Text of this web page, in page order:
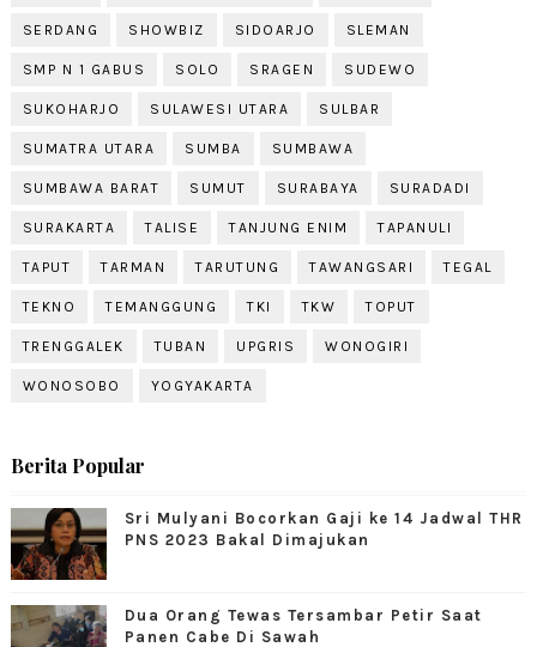
SERDANG SHOWBIZ SIDOARJO SLEMAN
SMP N 1 GABUS SOLO SRAGEN SUDEWO
SUKOHARJO SULAWESI UTARA SULBAR
SUMATRA UTARA SUMBA SUMBAWA
SUMBAWA BARAT SUMUT SURABAYA SURADADI
SURAKARTA TALISE TANJUNG ENIM TAPANULI
TAPUT TARMAN TARUTUNG TAWANGSARI TEGAL
TEKNO TEMANGGUNG TKI TKW TOPUT
TRENGGALEK TUBAN UPGRIS WONOGIRI
WONOSOBO YOGYAKARTA
Berita Popular
Sri Mulyani Bocorkan Gaji ke 14 Jadwal THR
PNS 2023 Bakal Dimajukan
Dua Orang Tewas Tersambar Petir Saat
Panen Cabe Di Sawah